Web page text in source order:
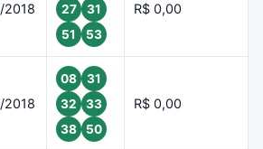
2018
27
31
51
53
R$ 0,00
2018
08
31
32
33
38
50
R$ 0,00